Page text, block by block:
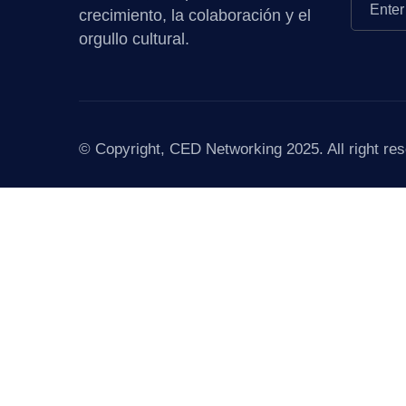
crecimiento, la colaboración y el
orgullo cultural.
© Copyright, CED Networking 2025. All right